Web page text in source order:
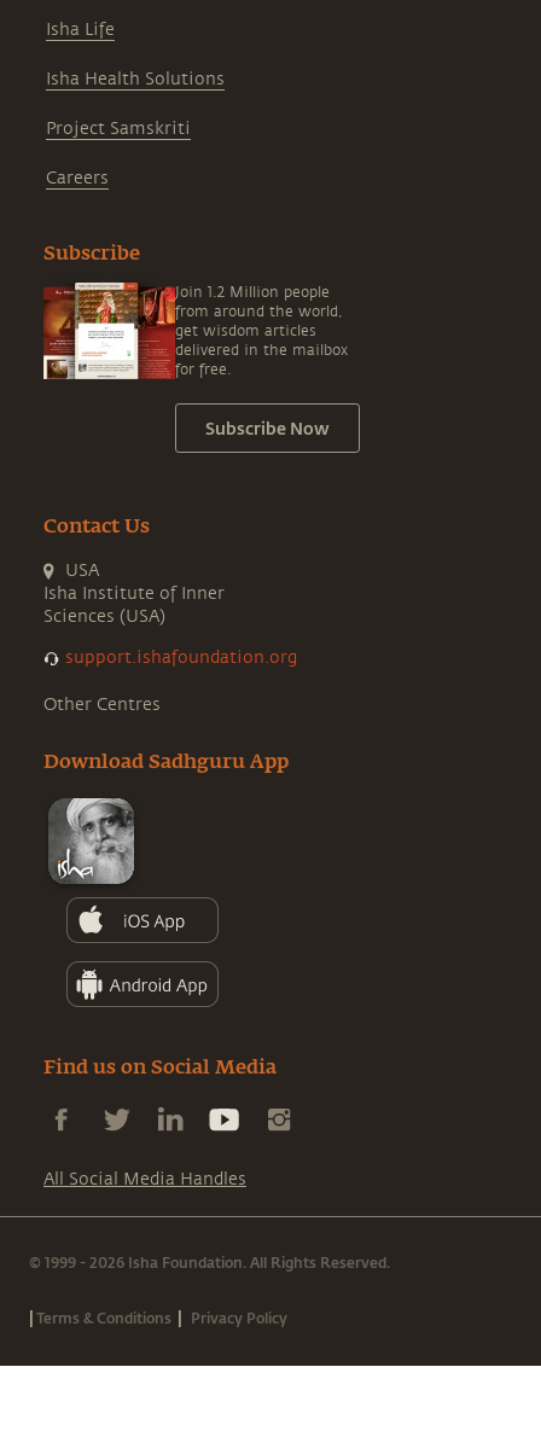
Isha Life
Isha Health Solutions
Project Samskriti
Careers
Subscribe
Join 1.2 Million people
from around the world,
get wisdom articles
delivered in the mailbox
for free.
Subscribe Now
Contact Us
USA
Isha Institute of Inner
Sciences (USA)
support.ishafoundation.org
Other Centres
Download Sadhguru App
Find us on Social Media
All Social Media Handles
© 1999 - 2026 Isha Foundation. All Rights Reserved.
|Terms & Conditions | Privacy Policy